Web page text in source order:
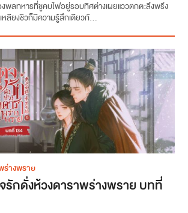
พลทหารที่ชูคบไฟอยู่รอบทิศต่างเผยแววตกตะลึงพรึง
หลียงชิวก็มีความรู้สึกเดียวกั...
ร่างพราย
รักดั่งห้วงดาราพร่างพราย บทที่